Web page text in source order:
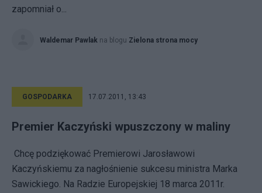
zapomniał o...
Waldemar Pawlak na blogu Zielona strona mocy
GOSPODARKA 17.07.2011, 13:43
Premier Kaczyński wpuszczony w maliny
Chcę podziękować Premierowi Jarosławowi
Kaczyńskiemu za nagłośnienie sukcesu ministra Marka
Sawickiego. Na Radzie Europejskiej 18 marca 2011r.